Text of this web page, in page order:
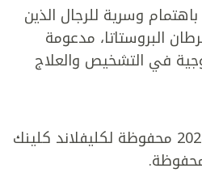
وسرية للرجال الذين
البروستاتا، مدعومة
في التشخيص والعلاج
©حقوق الطبع والنشر 2024 محفوظة لكليفلاند كلينك